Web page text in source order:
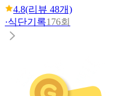
4.8(리뷰 48개)
·식단기록176회